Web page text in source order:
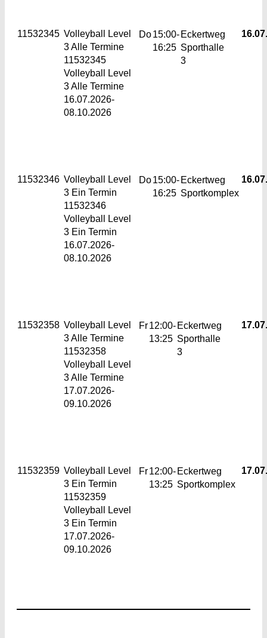
11532345 Volleyball Level
3Alle Termine
11532345
Volleyball Level
3 Alle Termine
16.07.2026-
08.10.2026
Do15:00-
16:25
Eckertweg
Sporthalle
3
11532346 Volleyball Level
3 Ein Termin
11532346
Volleyball Level
3 Ein Termin
16.07.2026-
08.10.2026
Do15:00-
16:25
Eckertweg
Sportkomplex
11532358 Volleyball Level
3Alle Termine
11532358
Volleyball Level
3 Alle Termine
17.07.2026-
09.10.2026
Fr12:00-
13:25
Eckertweg
Sporthalle
3
11532359 Volleyball Level
3 Ein Termin
11532359
Volleyball Level
3 Ein Termin
17.07.2026-
09.10.2026
Fr12:00-
13:25
Eckertweg
Sportkomplex